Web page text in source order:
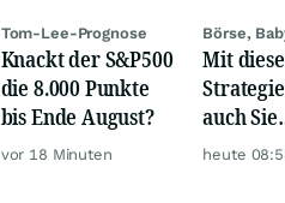
Tom-Lee-Prognose
Knackt der S&P500
die 8.000 Punkte
bis Ende August?
vor 18 Minuten
Börse,
Mit
auch Sie
heute